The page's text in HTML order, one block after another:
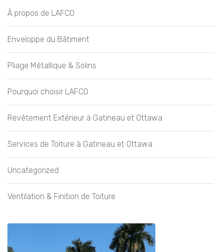
À propos de LAFCO
Enveloppe du Bâtiment
Pliage Métallique & Solins
Pourquoi choisir LAFCO
Revêtement Extérieur à Gatineau et Ottawa
Services de Toiture à Gatineau et Ottawa
Uncategorized
Ventilation & Finition de Toiture